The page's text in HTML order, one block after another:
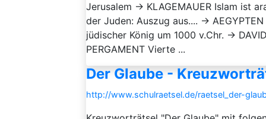
Jerusalem → KLAGEMAUER Islam ist
der Juden: Auszug aus.... →
jüdischer König um 1000 v.Chr. →
PERGAMENT Vierte ...
Der Glaube -
http://www.schulraetsel.de/raetsel_der-